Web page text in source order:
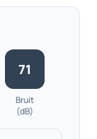
71
Bruit
(dB)